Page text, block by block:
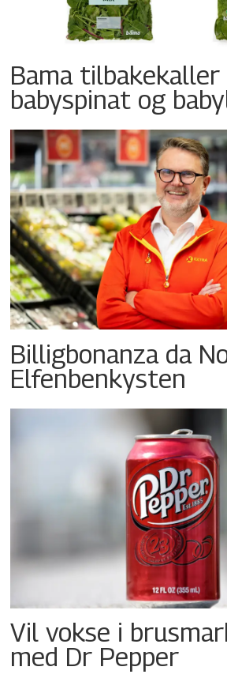
Bama tilbakekaller
babyspinat og
Billigbonanza da
Elfenbenkysten
Vil vokse i
med Dr Pepper